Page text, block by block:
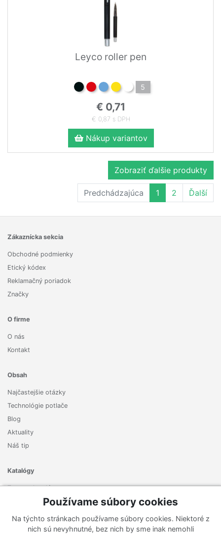
Leyco roller pen
5
€ 0,71
€ 0,87 s DPH
Nákup variantov
Zobraziť ďalšie produkty
Predchádzajúca 1 2 Ďalší
Zákaznícka sekcia
Obchodné podmienky
Etický kódex
Reklamačný poriadok
Značky
O firme
O nás
Kontakt
Obsah
Najčastejšie otázky
Technológie potlače
Blog
Aktuality
Náš tip
Katalógy
Zoznam katalógov
Zaregistrujte sa k odberu nášho newslettera a nenechajte si
Používame súbory cookies
Na týchto stránkach používame súbory cookies. Niektoré z
nich sú nevyhnutné, bez nich by sme inak nemohli